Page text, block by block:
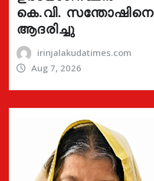
കെ.വി. സന്തോഷിനെ
ആദരിച്ചു
irinjalakudatimes.com
Aug 7, 2026